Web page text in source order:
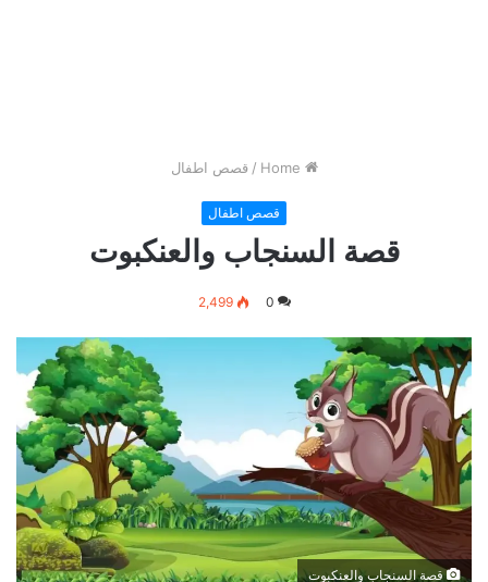
/ قصص اطفال
قصص اطفال
قصة السنجاب والعنكبوت
0
2,499
قصة السنجاب والعنكبوت